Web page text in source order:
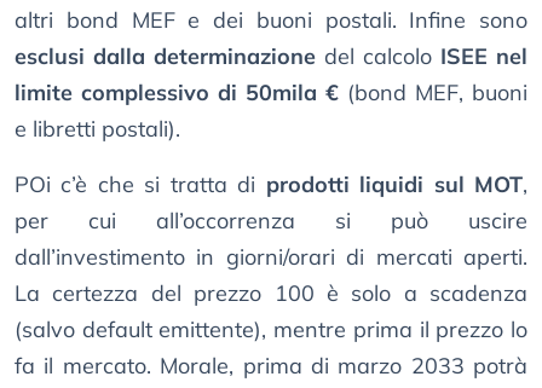
altri bond MEF e dei buoni postali. Infine sono
esclusi dalla determinazione del calcolo ISEE nel
limite complessivo di 50mila € (bond MEF, buoni
e libretti postali).
POi c’è che si tratta di prodotti liquidi sul MOT,
per cui all’occorrenza si può uscire
dall’investimento in giorni/orari di mercati aperti.
La certezza del prezzo 100 è solo a scadenza
(salvo default emittente), mentre prima il prezzo lo
fa il mercato. Morale, prima di marzo 2033 potrà